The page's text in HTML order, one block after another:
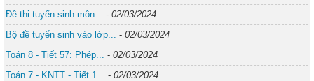
Đề thi tuyển sinh môn...
- 02/03/2024
Bộ đề tuyển sinh vào lớp...
- 02/03/2024
Toán 8 - Tiết 57: Phép...
- 02/03/2024
Toán 7 - KNTT - Tiết 1...
- 02/03/2024